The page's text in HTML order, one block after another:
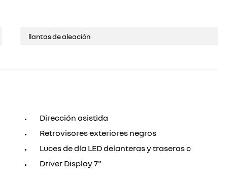
llantas de aleación
Dirección asistida
Retrovisores exteriores negros
Luces de día LED delanteras y traseras c
Driver Display 7"